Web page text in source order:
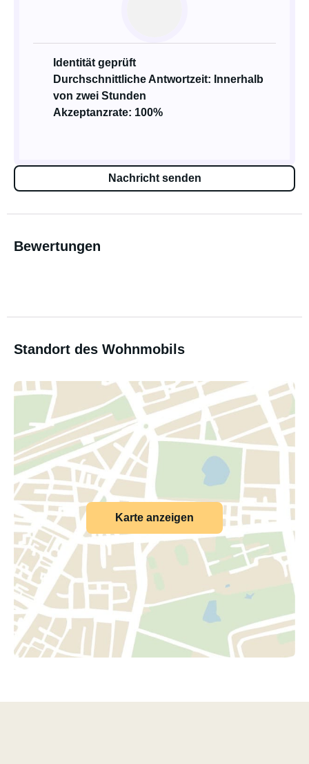
Identität geprüft
Durchschnittliche Antwortzeit: Innerhalb
von zwei Stunden
Akzeptanzrate: 100%
Nachricht senden
Bewertungen
Standort des Wohnmobils
Karte anzeigen